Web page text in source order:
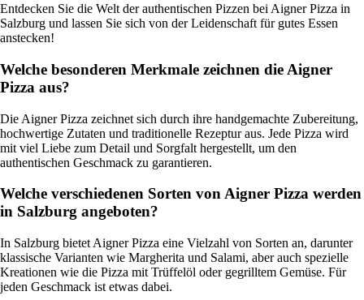
Entdecken Sie die Welt der authentischen Pizzen bei Aigner Pizza in
Salzburg und lassen Sie sich von der Leidenschaft für gutes Essen
anstecken!
Welche besonderen Merkmale zeichnen die Aigner
Pizza aus?
Die Aigner Pizza zeichnet sich durch ihre handgemachte Zubereitung,
hochwertige Zutaten und traditionelle Rezeptur aus. Jede Pizza wird
mit viel Liebe zum Detail und Sorgfalt hergestellt, um den
authentischen Geschmack zu garantieren.
Welche verschiedenen Sorten von Aigner Pizza werden
in Salzburg angeboten?
In Salzburg bietet Aigner Pizza eine Vielzahl von Sorten an, darunter
klassische Varianten wie Margherita und Salami, aber auch spezielle
Kreationen wie die Pizza mit Trüffelöl oder gegrilltem Gemüse. Für
jeden Geschmack ist etwas dabei.